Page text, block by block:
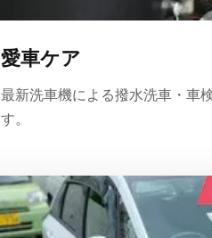
愛車ケア
最新洗車機による撥水洗車・車
す。